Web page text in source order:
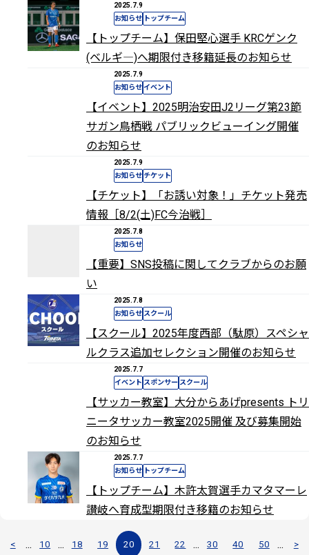
2025.7.9
お知らせ トップチーム
【トップチーム】保田堅心選手 KRCゲンク
(ベルギ―)へ期限付き移籍延長のお知らせ
2025.7.9
お知らせイベント
【イベント】2025明治安田J2リーグ第23節
サガン鳥栖戦 パブリックビューイング開催
のお知らせ
2025.7.9
お知らせ チケット
【チケット】「お誘い対象！」チケット発売
情報［8/2(土)FC今治戦］
2025.7.8
お知らせ
【重要】SNS投稿に関してクラブからのお願
い
2025.7.8
お知らせ スクール
【スクール】2025年度西部（駄原）スペシャ
ルクラス追加セレクション開催のお知らせ
2025.7.7
イベント スポンサー スクール
【サッカー教室】大分からあげpresents トリ
ニータサッカー教室2025開催 及び募集開始
のお知らせ
2025.7.7
お知らせ トップチーム
【トップチーム】木許太賀選手カマタマーレ
讃岐へ育成型期限付き移籍のお知らせ
< ... 10 ... 18 19 20 21 22 ... 30 40 50 ... >